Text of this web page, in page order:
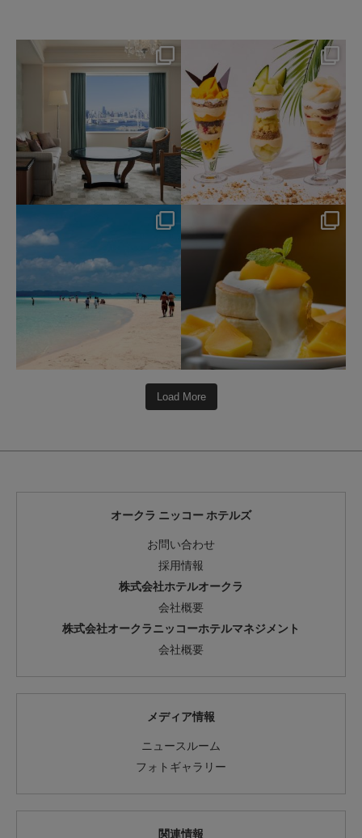
8月 7
nikko_hotels
8月 4
184 1
nikko_hotels
175 1
Load More
オークラ ニッコー ホテルズ
お問い合わせ
採用情報
株式会社ホテルオークラ
会社概要
株式会社オークラニッコーホテルマネジメント
会社概要
メディア情報
ニュースルーム
フォトギャラリー
関連情報